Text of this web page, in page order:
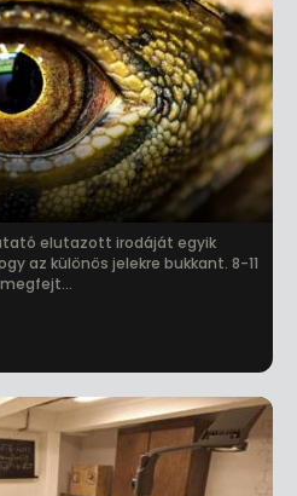
elutazott irodáját egyik
az különös jelekre bukkant. 8-11